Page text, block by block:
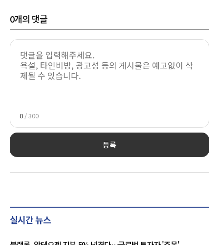
0개의 댓글
0 / 300
등록
실시간 뉴스